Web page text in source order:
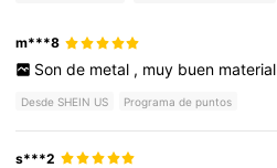
m***8
Son de metal , muy buen material
Desde SHEIN US Programa de puntos
s***2